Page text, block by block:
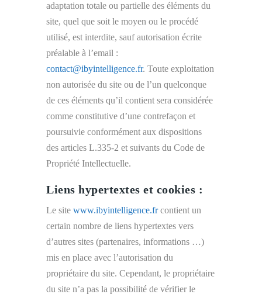
adaptation totale ou partielle des éléments du
site, quel que soit le moyen ou le procédé
utilisé, est interdite, sauf autorisation écrite
préalable à l’email :
contact@ibyintelligence.fr. Toute exploitation
non autorisée du site ou de l’un quelconque
de ces éléments qu’il contient sera considérée
comme constitutive d’une contrefaçon et
poursuivie conformément aux dispositions
des articles L.335-2 et suivants du Code de
Propriété Intellectuelle.
Liens hypertextes et cookies :
Le site www.ibyintelligence.frcontient un
certain nombre de liens hypertextes vers
d’autres sites (partenaires, informations …)
mis en place avec l’autorisation du
propriétaire du site. Cependant, le propriétaire
du site n’a pas la possibilité de vérifier le